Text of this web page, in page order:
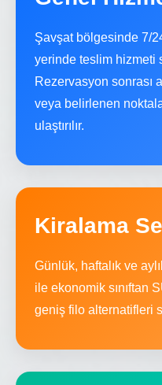
Şavşat bölgesinde 7/
yerinde teslim hizmeti
Rezervasyon sonrası
veya belirlenen
ulaştırılır.
Kiralama
Günlük, haftalık ve
ile ekonomik sınıftan
geniş filo alternatifleri